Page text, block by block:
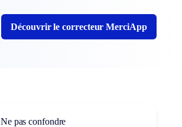
Découvrir le correcteur MerciApp
Ne pas confondre